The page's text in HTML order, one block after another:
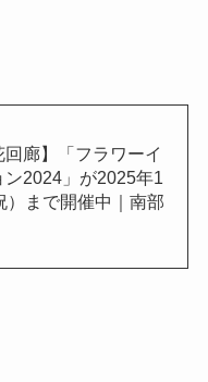
回廊】「フラワーイ
ン2024」が2025年1
）まで開催中｜南部